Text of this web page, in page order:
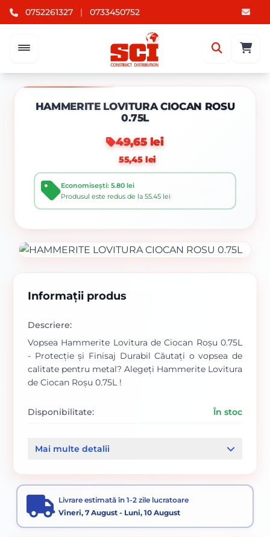
0752261327 | 0733450752
HAMMERITE LOVITURA CIOCAN ROSU
0.75L
49,65 lei
55,45 lei
Economisești: 5.80 lei
Produsul este redus de la 55.45 lei
Informații produs
Descriere:
Vopsea Hammerite Lovitura de Ciocan Roșu 0.75L
- Protecție și Finisaj Durabil Căutați o vopsea de
calitate pentru metal? Alegeți Hammerite Lovitura
de Ciocan Roșu 0.75L !
Disponibilitate: În stoc
Vopsele pentru lemn și metal
Vopsea aspect lovitură de ciocan
Vopsele
Mai multe detalii
Livrare estimată în 1-2 zile lucratoare
Vineri, 7 August - Luni, 10 August